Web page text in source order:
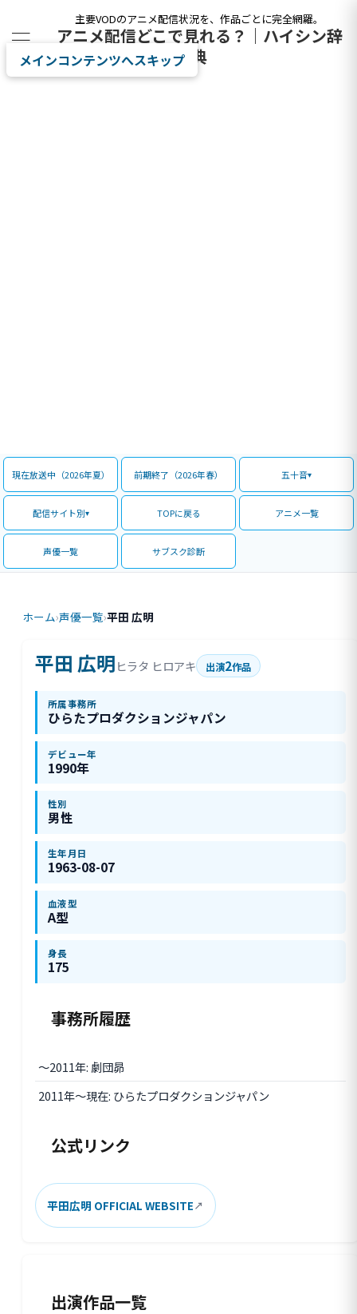
主要VODのアニメ配信状況を、作品ごとに完全網羅。
アニメ配信どこで見れる？｜ハイシン辞
典
メインコンテンツへスキップ
現在放送中（2026年夏） 前期終了（2026年春） 五十音
配信サイト別 TOPに戻る アニメ一覧
声優一覧 サブスク診断
ホーム›声優一覧›平田 広明
平田 広明ヒラタ ヒロアキ 出演2作品
所属事務所
ひらたプロダクションジャパン
デビュー年
1990年
性別
男性
生年月日
1963-08-07
血液型
A型
身長
175
事務所履歴
〜2011年: 劇団昴
2011年〜現在: ひらたプロダクションジャパン
公式リンク
平田広明 OFFICIAL WEBSITE
出演作品一覧